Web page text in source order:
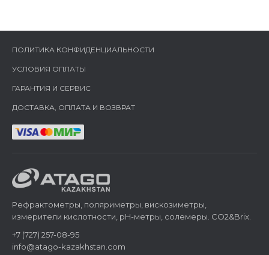
ПОЛИТИКА КОНФИДЕНЦИАЛЬНОСТИ
УСЛОВИЯ ОПЛАТЫ
ГАРАНТИЯ И СЕРВИС
ДОСТАВКА, ОПЛАТА И ВОЗВРАТ
Рефрактометры, поляриметры, вискозиметры,
измерители кислотности, pH-метры, солемеры. CO2&Brix.
+7 (727) 257-08-95
info@atago-kazakhstan.com